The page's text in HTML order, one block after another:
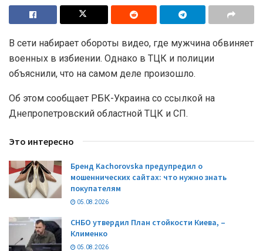
В сети набирает обороты видео, где мужчина обвиняет
военных в избиении. Однако в ТЦК и полиции
объяснили, что на самом деле произошло.
Об этом сообщает РБК-Украина со ссылкой на
Днепропетровский областной ТЦК и СП.
Это интересно
Бренд Kachorovska предупредил о
мошеннических сайтах: что нужно знать
покупателям
05.08.2026
СНБО утвердил План стойкости Киева, –
Клименко
05.08.2026